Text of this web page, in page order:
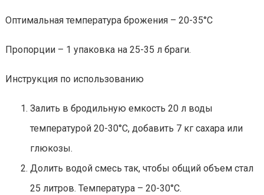
Оптимальная температура брожения – 20-35°С
Пропорции – 1 упаковка на 25-35 л браги.
Инструкция по использованию
Залить в бродильную емкость 20 л воды
температурой 20-30°С, добавить 7 кг сахара или
глюкозы.
Долить водой смесь так, чтобы общий объем стал
25 литров. Температура – 20-30°С.